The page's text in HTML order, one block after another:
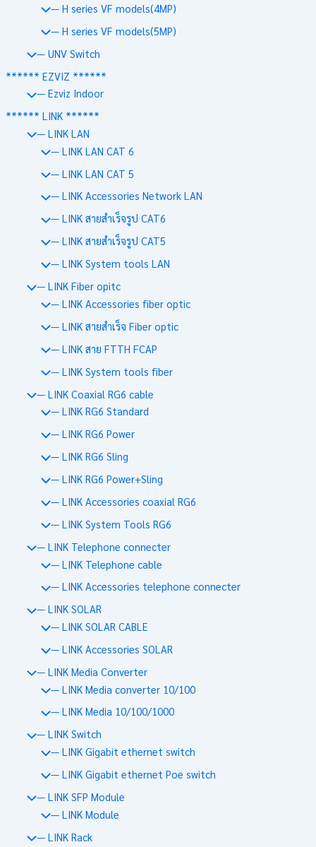
— H series VF models(4MP)
— H series VF models(5MP)
— UNV Switch
****** EZVIZ ******
— Ezviz Indoor
****** LINK ******
— LINK LAN
— LINK LAN CAT 6
— LINK LAN CAT 5
— LINK Accessories Network LAN
— LINK สายสำเร็จรูป CAT6
— LINK สายสำเร็จรูป CAT5
— LINK System tools LAN
— LINK Fiber opitc
— LINK Accessories fiber optic
— LINK สายสำเร็จ Fiber optic
— LINK สาย FTTH FCAP
— LINK System tools fiber
— LINK Coaxial RG6 cable
— LINK RG6 Standard
— LINK RG6 Power
— LINK RG6 Sling
— LINK RG6 Power+Sling
— LINK Accessories coaxial RG6
— LINK System Tools RG6
— LINK Telephone connecter
— LINK Telephone cable
— LINK Accessories telephone connecter
— LINK SOLAR
— LINK SOLAR CABLE
— LINK Accessories SOLAR
— LINK Media Converter
— LINK Media converter 10/100
— LINK Media 10/100/1000
— LINK Switch
— LINK Gigabit ethernet switch
— LINK Gigabit ethernet Poe switch
— LINK SFP Module
— LINK Module
— LINK Rack